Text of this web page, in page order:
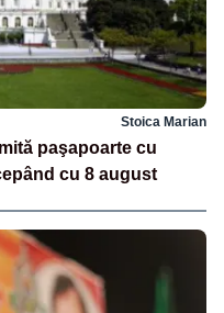
Stoica Marian
paşapoarte cu
cu 8 august